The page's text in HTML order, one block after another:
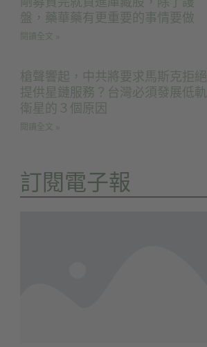
盤，藥華藥有更重要的事情要做
閱讀全文 »
槍聲響起，中共將要求馬斯克拒絕
提供星鏈服務？台灣必須發展低軌
衛星的３個原因
閱讀全文 »
訂閱電子報